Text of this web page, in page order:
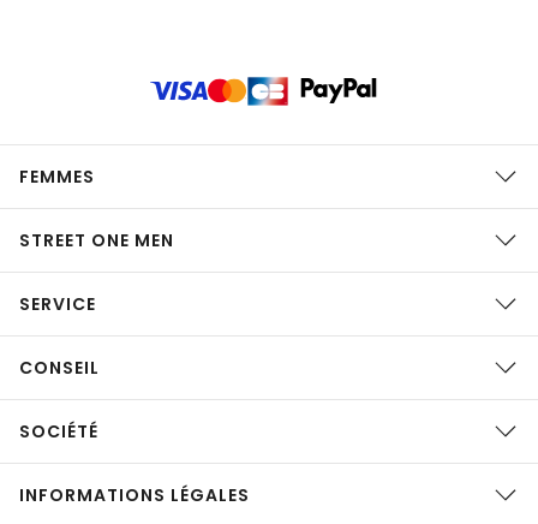
FEMMES
STREET ONE MEN
SERVICE
CONSEIL
SOCIÉTÉ
INFORMATIONS LÉGALES